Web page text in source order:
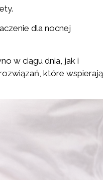
dla nocnej
w ciągu dnia, jak i
które wspierają